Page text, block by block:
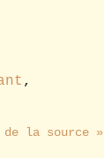
,
de la source »